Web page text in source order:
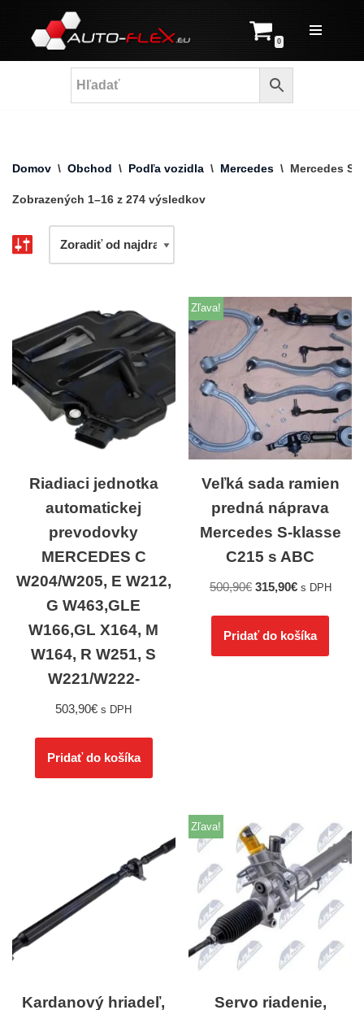
Prejsť
na
0
Domov \ Obchod \ Podľa vozidla \ Mercedes \ Mercedes S-
Zobrazených 1–16 z 274 výsledkov
Riadiaci jednotka
automatickej
prevodovky
MERCEDES C
W204/W205, E W212,
G W463,GLE
W166,GL X164, M
W164, R W251, S
W221/W222-
503,90€ s DPH
Pridať do košíka
Zľava!
Veľká sada ramien
predná náprava
Mercedes S-klasse
C215 s ABC
500,90€ 315,90€ s DPH
Pridať do košíka
Kardanový hriadeľ,
Zľava!
Servo riadenie,